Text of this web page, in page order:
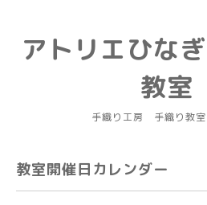
アトリエひな
教室
手織り工房 手織り教
教室開催日カレンダー